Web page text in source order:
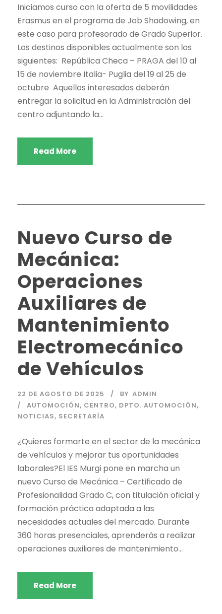
Iniciamos curso con la oferta de 5 movilidades
Erasmus en el programa de Job Shadowing, en
este caso para profesorado de Grado Superior.
Los destinos disponibles actualmente son los
siguientes: República Checa – PRAGA del 10 al
15 de noviembre Italia- Puglia del 19 al 25 de
octubre Aquellos interesados deberán
entregar la solicitud en la Administración del
centro adjuntando la...
Read More
Nuevo Curso de
Mecánica:
Operaciones
Auxiliares de
Mantenimiento
Electromecánico
de Vehículos
22 DE AGOSTO DE 2025 BY ADMIN
AUTOMOCIÓN, CENTRO, DPTO. AUTOMOCIÓN,
NOTICIAS, SECRETARÍA
¿Quieres formarte en el sector de la mecánica
de vehículos y mejorar tus oportunidades
laborales?El IES Murgi pone en marcha un
nuevo Curso de Mecánica – Certificado de
Profesionalidad Grado C, con titulación oficial y
formación práctica adaptada a las
necesidades actuales del mercado. Durante
360 horas presenciales, aprenderás a realizar
operaciones auxiliares de mantenimiento...
Read More